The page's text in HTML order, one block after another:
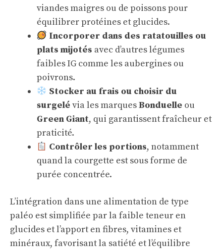
viandes maigres ou de poissons pour
équilibrer protéines et glucides.
Incorporer dans des ratatouilles ou
plats mijotés avec d’autres légumes
faibles IG comme les aubergines ou
poivrons.
Stocker au frais ou choisir du
surgelé via les marquesBonduelle ou
Green Giant, qui garantissent fraîcheur et
praticité.
Contrôler les portions, notamment
quand la courgette est sous forme de
purée concentrée.
L’intégration dans une alimentation de type
paléo est simplifiée par la faible teneur en
glucides et l’apport en fibres, vitamines et
minéraux, favorisant la satiété et l’équilibre